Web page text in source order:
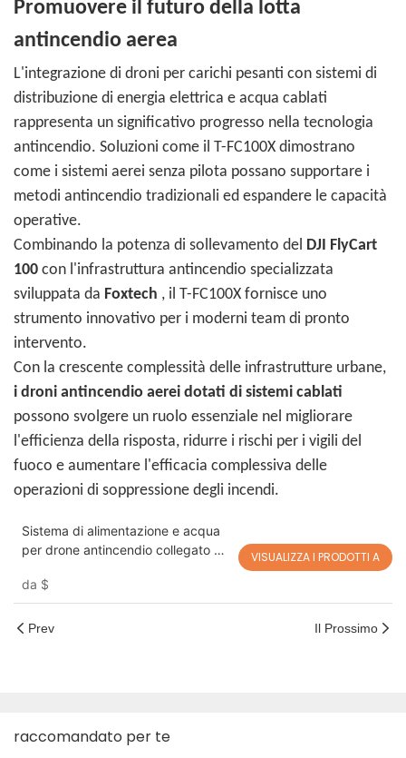
Promuovere il futuro della lotta
antincendio aerea
L'integrazione di droni per carichi pesanti con sistemi di
distribuzione di energia elettrica e acqua cablati
rappresenta un significativo progresso nella tecnologia
antincendio. Soluzioni come il T-FC100X dimostrano
come i sistemi aerei senza pilota possano supportare i
metodi antincendio tradizionali ed espandere le capacità
operative.
Combinando la potenza di sollevamento del DJI FlyCart
100 con l'infrastruttura antincendio specializzata
sviluppata da Foxtech , il T-FC100X fornisce uno
strumento innovativo per i moderni team di pronto
intervento.
Con la crescente complessità delle infrastrutture urbane,
i droni antincendio aerei dotati di sistemi cablati
possono svolgere un ruolo essenziale nel migliorare
l'efficienza della risposta, ridurre i rischi per i vigili del
fuoco e aumentare l'efficacia complessiva delle
operazioni di soppressione degli incendi.
Sistema di alimentazione e acqua
per drone antincendio collegato T-
Soluzione per drone antincendio a
lunga durata
da $
VISUALIZZA I PRODOTTI A
Prev Il Prossimo
raccomandato per te